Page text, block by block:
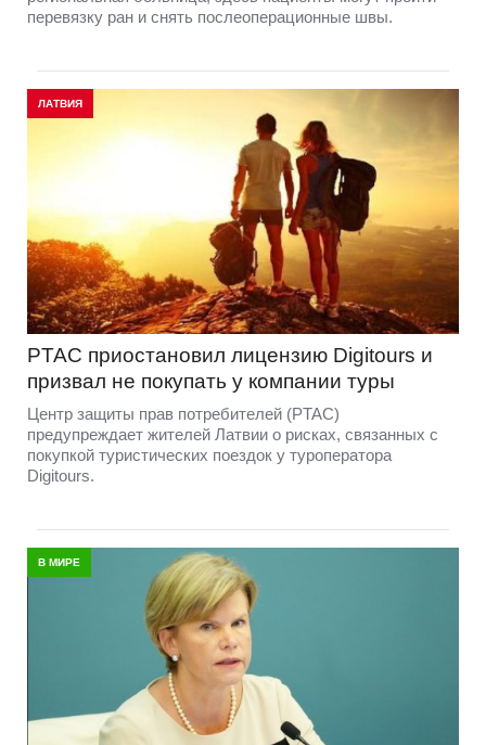
перевязку ран и снять послеоперационные швы.
ЛАТВИЯ
PTAC приостановил лицензию Digitours и
призвал не покупать у компании туры
Центр защиты прав потребителей (PTAC)
предупреждает жителей Латвии о рисках, связанных с
покупкой туристических поездок у туроператора
Digitours.
В МИРЕ